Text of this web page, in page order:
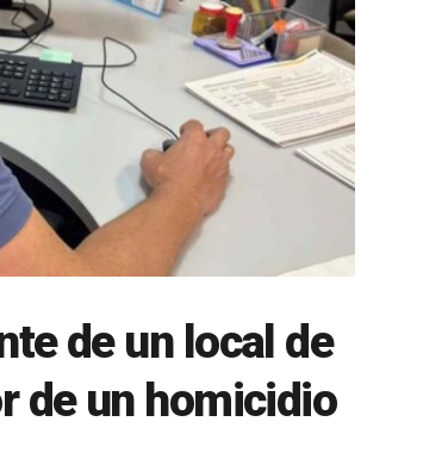
de un local de
de un homicidio